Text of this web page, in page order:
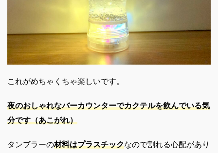
これがめちゃくちゃ楽しいです。
夜のおしゃれなバーカウンターでカクテルを飲んでいる気
分です（あこがれ）
タンブラーの材料はプラスチックなので割れる心配があり